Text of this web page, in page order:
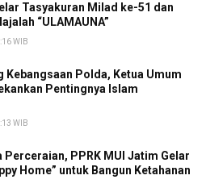
Tasyakuran Milad ke-51 dan
“ULAMAUNA”
WIB
Kebangsaan Polda, Ketua Umum
Pentingnya Islam
WIB
Perceraian, PPRK MUI Jatim Gelar
Home” untuk Bangun Ketahanan